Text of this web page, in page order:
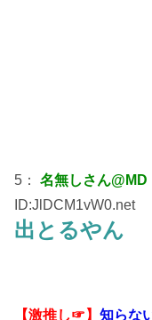
5： 名無しさん@MD
ID:JlDCM1vW0.net
出とるやん
【激推し☞】 知らな